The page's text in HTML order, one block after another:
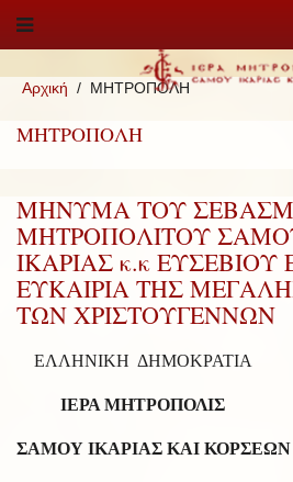
Αρχική ΜΗΤΡΟΠΟΛΗ
ΜΗΤΡΟΠΟΛΗ
ΜΗΝΥΜΑ ΤΟΥ
ΜΗΤΡΟΠΟΛΙΤΟΥ
ΙΚΑΡΙΑΣ κ.κ ΕΥΣΕΒΙΟΥ
ΕΥΚΑΙΡΙΑ ΤΗΣ
ΤΩΝ ΧΡΙΣΤΟΥΓΕΝΝΩΝ
ΕΛΛΗΝΙΚΗ ΔΗΜΟΚΡΑΤΙΑ
ΙΕΡΑ ΜΗΤΡΟΠΟΛΙΣ
ΣΑΜΟΥ ΙΚΑΡΙΑΣ ΚΑΙ ΚΟΡΣΕΩΝ